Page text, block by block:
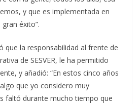
y que es implementada en
éxito”.
que la responsabilidad al frente de
de SESVER, le ha permitido
y añadió: “En estos cinco años
que yo considero muy
faltó durante mucho tiempo que